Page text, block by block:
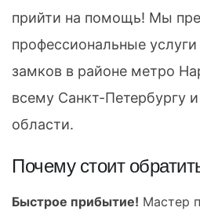
прийти на помощь! Мы
профессиональные
замков в районе метро
всему Санкт-Петербургу
области.
Почему стоит
Быстрое прибытие! Мастер